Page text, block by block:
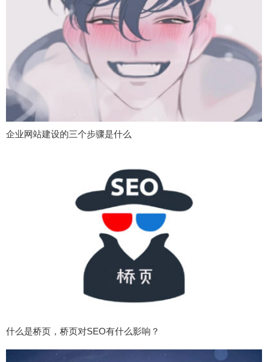
企业网站建设的三个步骤是什么
什么是桥页，桥页对SEO有什么影响？